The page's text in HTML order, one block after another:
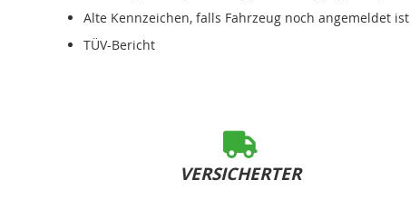
Alte Kennzeichen, falls Fahrzeug noch angemeldet ist
TÜV-Bericht
VERSICHERTER